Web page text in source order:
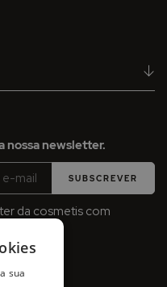
nossa newsletter.
SUBSCREVER
da cosmetis com
sua